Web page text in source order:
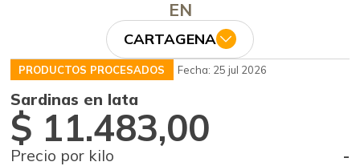
EN
CARTAGENA
PRODUCTOS PROCESADOS Fecha: 25 jul 2026
Sardinas en lata
$ 11.483,00
Precio por kilo -